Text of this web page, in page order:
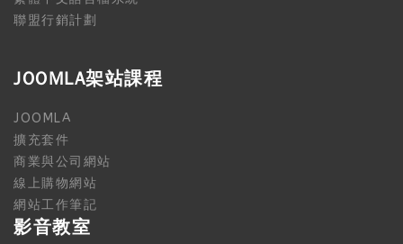
聯盟行銷計劃
JOOMLA架站課程
JOOMLA
擴充套件
商業與公司網站
線上購物網站
網站工作筆記
影音教室